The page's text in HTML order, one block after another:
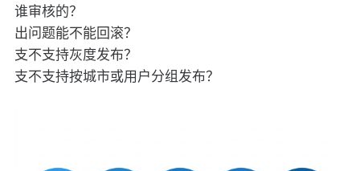
谁审核的？
出问题能不能回滚？
支不支持灰度发布？
支不支持按城市或用户分组发布？